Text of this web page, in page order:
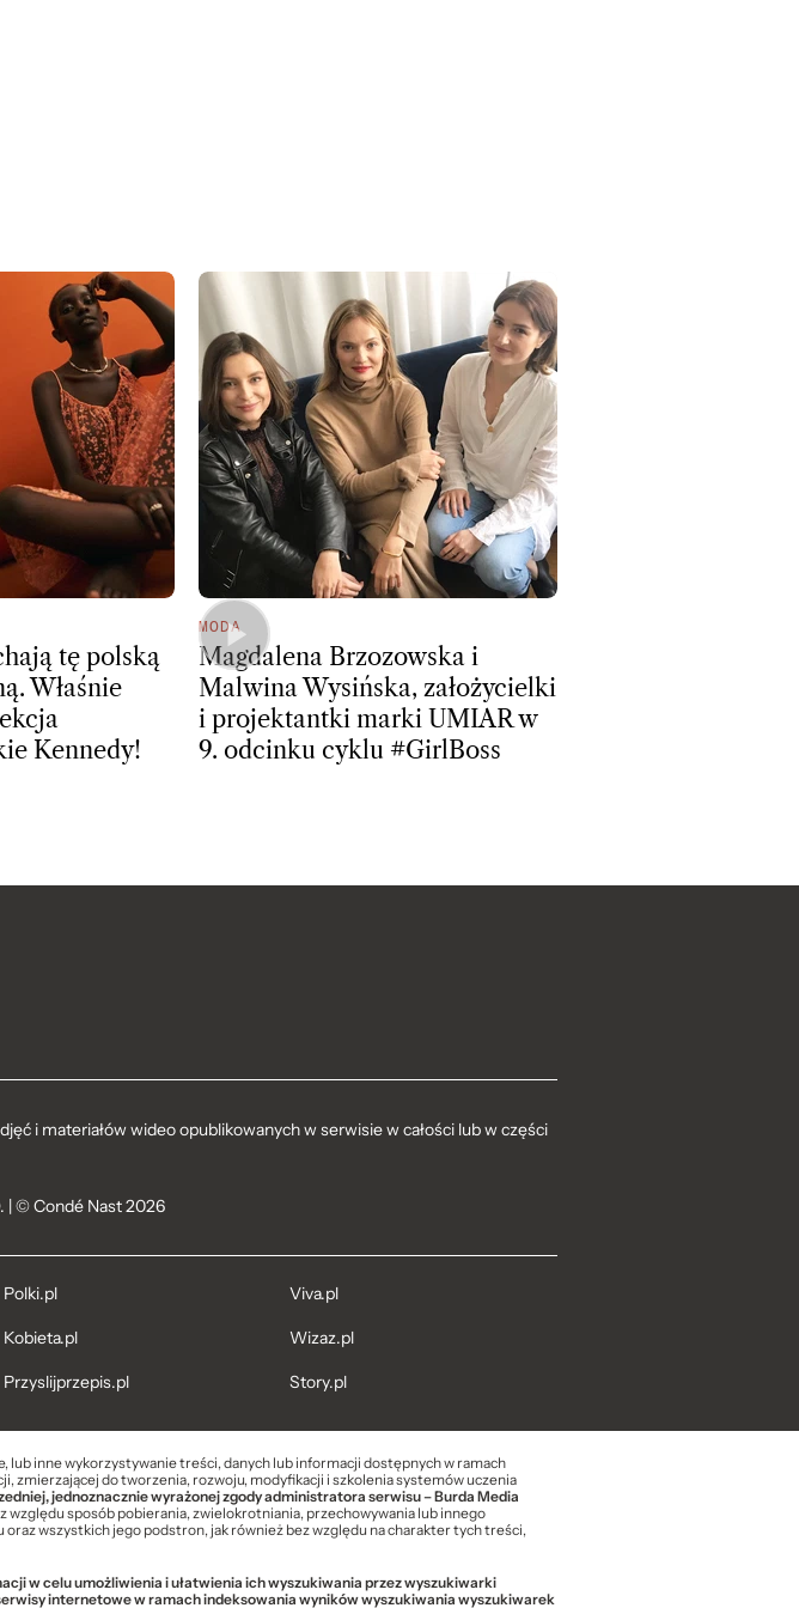
tę polską
Właśnie
Kennedy!
MODA
Magdalena Brzozowska i
Malwina Wysińska, założycielki
i projektantki marki UMIAR w
9. odcinku cyklu #GirlBoss
i materiałów wideo opublikowanych w serwisie w całości lub w części
| © Condé Nast 2026
Polki.pl
Kobieta.pl
Przyslijprzepis.pl
Viva.pl
Wizaz.pl
Story.pl
inne wykorzystywanie treści, danych lub informacji dostępnych w ramach
zmierzającej do tworzenia, rozwoju, modyfikacji i szkolenia systemów uczenia
jednoznacznie wyrażonej zgody administratora serwisu – Burda Media
względu sposób pobierania, zwielokrotniania, przechowywania lub innego
wszystkich jego podstron, jak również bez względu na charakter tych treści,
w celu umożliwienia i ułatwienia ich wyszukiwania przez wyszukiwarki
internetowe w ramach indeksowania wyników wyszukiwania wyszukiwarek